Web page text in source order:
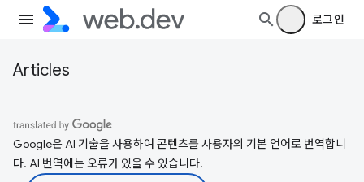
로그인
Articles
Google은 AI 기술을 사용하여 콘텐츠를 사용자의 기본 언어로 번역합니
다. AI 번역에는 오류가 있을 수 있습니다.